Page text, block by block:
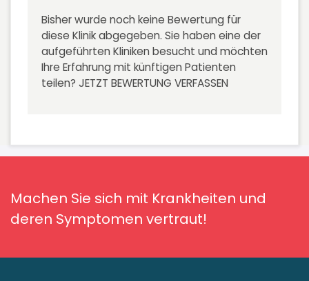
Bisher wurde noch keine Bewertung für
diese Klinik abgegeben. Sie haben eine der
aufgeführten Kliniken besucht und möchten
Ihre Erfahrung mit künftigen Patienten
teilen? JETZT BEWERTUNG VERFASSEN
Machen Sie sich mit Krankheiten und
deren Symptomen vertraut!